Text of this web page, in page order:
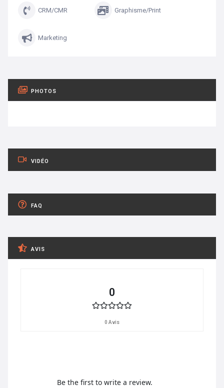
CRM/CMR Graphisme/Print
Marketing
PHOTOS
VIDÉO
FAQ
AVIS
0
0 Avis
Be the first to write a review.